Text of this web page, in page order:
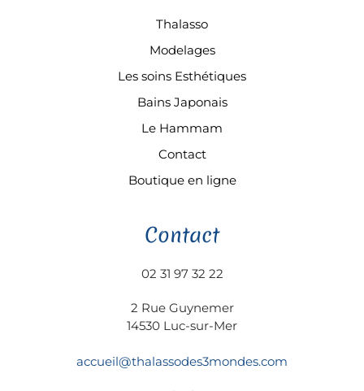
Thalasso
Modelages
Les soins Esthétiques
Bains Japonais
Le Hammam
Contact
Boutique en ligne
Contact
02 31 97 32 22
2 Rue Guynemer
14530 Luc-sur-Mer
accueil@thalassodes3mondes.com